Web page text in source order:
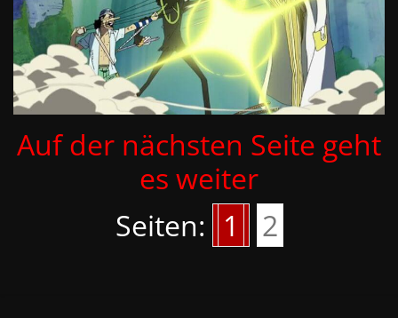
Auf der nächsten Seite geht
es weiter
Seiten: 1 2